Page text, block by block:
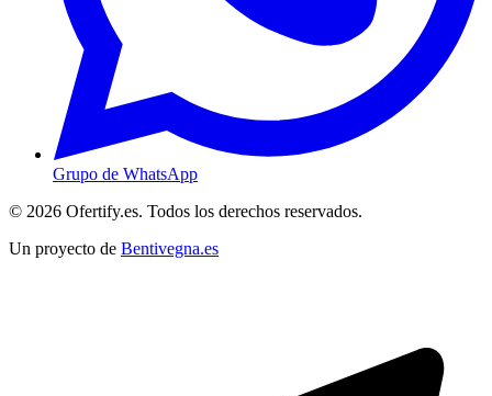
Grupo de WhatsApp
© 2026 Ofertify.es. Todos los derechos reservados.
Un proyecto de Bentivegna.es